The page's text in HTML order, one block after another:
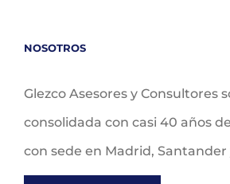
NOSOTROS
Glezco Asesores y Consultores
consolidada con casi 40 años
con sede en Madrid, Santander